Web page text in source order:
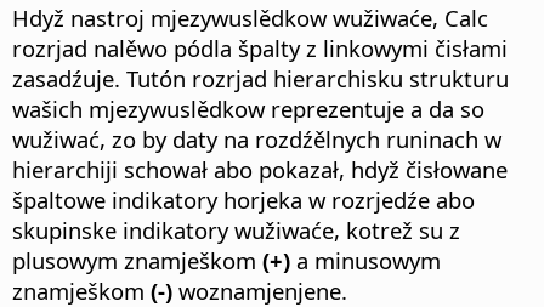
Hdyž nastroj mjezywuslědkow wužiwaće, Calc
rozrjad nalěwo pódla špalty z linkowymi čisłami
zasadźuje. Tutón rozrjad hierarchisku strukturu
wašich mjezywuslědkow reprezentuje a da so
wužiwać, zo by daty na rozdźělnych runinach w
hierarchiji schował abo pokazał, hdyž čisłowane
špaltowe indikatory horjeka w rozrjedźe abo
skupinske indikatory wužiwaće, kotrež su z
plusowym znamješkom (+) a minusowym
znamješkom (-) woznamjenjene.